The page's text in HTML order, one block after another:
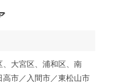
、大宮区、浦和区、南
高市／入間市／東松山市